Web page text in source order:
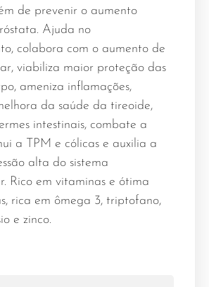
de prevenir o aumento
Ajuda no
colabora com o aumento de
viabiliza maior proteção das
ameniza inflamações,
da saúde da tireoide,
intestinais, combate a
a TPM e cólicas e auxilia a
alta do sistema
Rico em vitaminas e ótima
rica em ômega 3, triptofano,
e zinco.